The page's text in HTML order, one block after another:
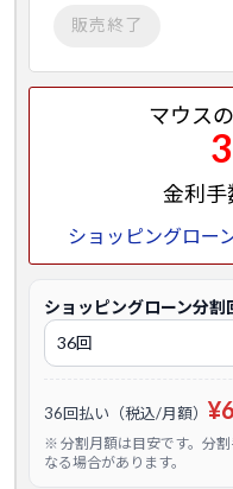
販売終了
マウス
金利手
ショッピングロー
ショッピングローン分
36回払い（税込/月額）
※ 分割月額は目安です。分
なる場合があります。